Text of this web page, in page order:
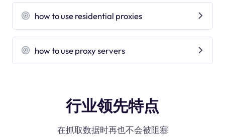
how to use residential proxies
how to use proxy servers
行业领先特点
在抓取数据时再也不会被阻塞